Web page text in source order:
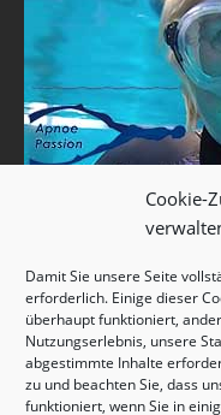
Cookie-
Damit Sie unsere Seite
erforderlich. Einige dieser
überhaupt funktioniert,
Nutzungserlebnis, unsere
abgestimmte Inhalte
zu und beachten Sie, dass
funktioniert, wenn Sie in